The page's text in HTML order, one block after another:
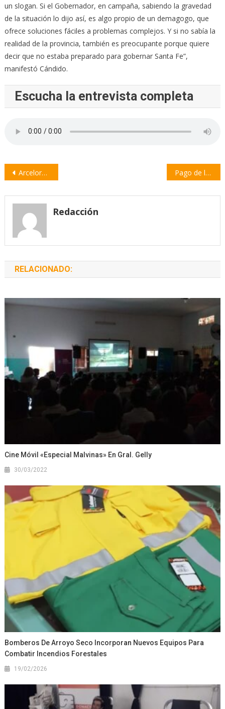
un slogan. Si el Gobernador, en campaña, sabiendo la gravedad
de la situación lo dijo así, es algo propio de un demagogo, que
ofrece soluciones fáciles a problemas complejos. Y si no sabía la
realidad de la provincia, también es preocupante porque quiere
decir que no estaba preparado para gobernar Santa Fe”,
manifestó Cándido.
Escucha la entrevista completa
Navegación
entradas
ArcelorMittal Acindar inauguró su primer lactario en la planta de Villa Constitución Pago de la deuda histórica: Berti destacó «la buena noticia» y agradeció las gestiones
Redacción
RELACIONADO:
Cine Móvil «Especial Malvinas» En Gral. Gelly
30/03/2022
Bomberos De Arroyo Seco Incorporan Nuevos Equipos Para
Combatir Incendios Forestales
19/02/2026